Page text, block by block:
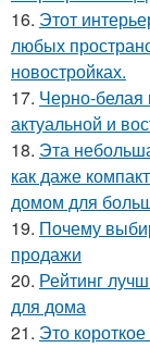
16. Этот
любых
новостройках.
17. Черно-белая
актуальной и
18. Эта
как даже
домом для
19. Почему
продажи
20. Рейтинг
для дома
21. Это